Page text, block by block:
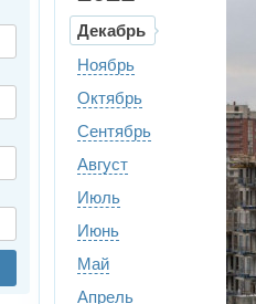
Декабрь
Ноябрь
Октябрь
Сентябрь
Август
Июль
Июнь
Май
Апрель